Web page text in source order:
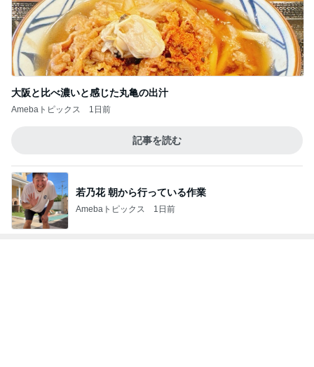
大阪と比べ濃いと感じた丸亀の出汁
Amebaトピックス 1日前
記事を読む
若乃花 朝から行っている作業
Amebaトピックス 1日前